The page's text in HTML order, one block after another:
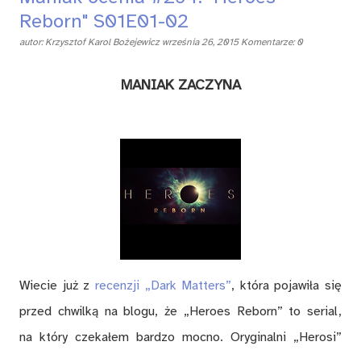
Reborn" S01E01-02
autor:Krzysztof Karol Bożejewicz września 26, 2015 Komentarze: 0
MANIAK ZACZYNA
Wiecie już z recenzji „Dark Matters”, która pojawiła się
przed chwilką na blogu, że „Heroes Reborn” to serial,
na który czekałem bardzo mocno. Oryginalni „Herosi”